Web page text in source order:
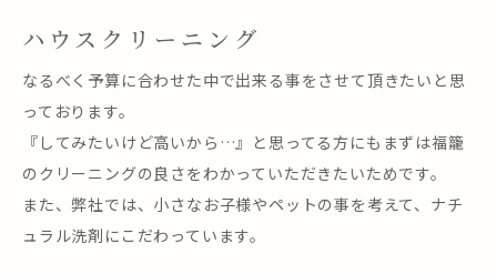
ハウスクリーニング
なるべく予算に合わせた中で出来る事をさせて頂きたいと思
っております。
『してみたいけど高いから…』と思ってる方にもまずは福籠
のクリーニングの良さをわかっていただきたいためです。
また、弊社では、小さなお子様やペットの事を考えて、ナチ
ュラル洗剤にこだわっています。